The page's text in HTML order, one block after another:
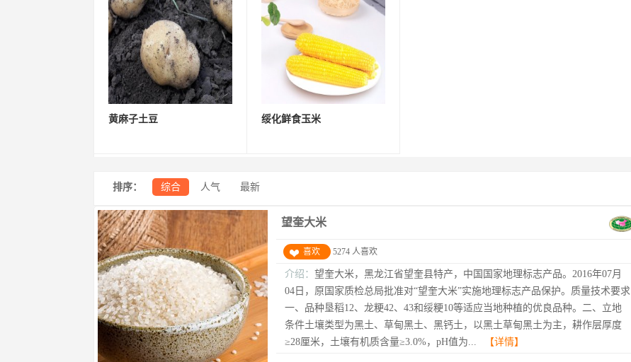
黄麻子土豆 绥化鲜食玉米
排序： 综合 人气 最新
望奎大米
喜欢 5274 人喜欢
介绍： 望奎大米，黑龙江省望奎县特产，中国国家地理标志产品。2016年07月
04日，原国家质检总局批准对“望奎大米”实施地理标志产品保护。质量技术要求
一、品种垦稻12、龙粳42、43和绥粳10等适应当地种植的优良品种。二、立地
条件土壤类型为黑土、草甸黑土、黑钙土，以黑土草甸黑土为主，耕作层厚度
≥28厘米，土壤有机质含量≥3.0%，pH值为...
【详情】